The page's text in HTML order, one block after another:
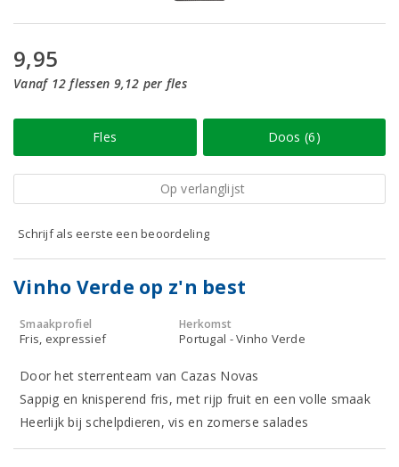
9,95
Vanaf 12 flessen 9,12 per fles
Fles Doos (6)
Op verlanglijst
Schrijf als eerste een beoordeling
Vinho Verde op z'n best
Smaakprofiel
Fris, expressief
Herkomst
Portugal - Vinho Verde
Door het sterrenteam van Cazas Novas
Sappig en knisperend fris, met rijp fruit en een volle smaak
Heerlijk bij schelpdieren, vis en zomerse salades